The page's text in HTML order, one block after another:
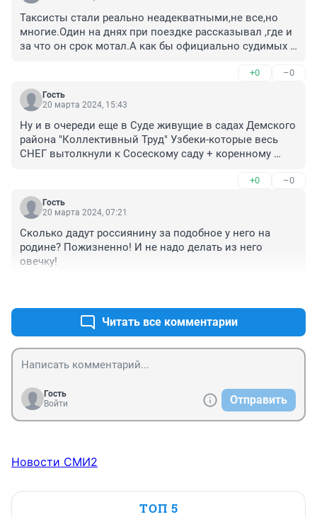
Таксисты стали реально неадекватными,не все,но
многие.Один на днях при поездке рассказывал ,где и
за что он срок мотал.А как бы официально судимых
+0 –0
Гость
20 марта 2024, 15:43
Ну и в очереди еще в Суде живущие в садах Демского
района "Коллективный Труд" Узбеки-которые весь
СНЕГ вытолкнули к Сосескому саду + коренному
Демского РОВД-чем ОНИ занимаются о Садовых
участках и о Узбеках?. И как ОНИ заимели все-и
приехавшие без "штанов из Узбекистана.
+0 –0
Гость
20 марта 2024, 07:21
Сколько дадут россиянину за подобное у него на
родине? Пожизненно! И не надо делать из него
овечку!
Читать все комментарии
Гость
Войти
Отправить
Новости СМИ2
ТОП 5